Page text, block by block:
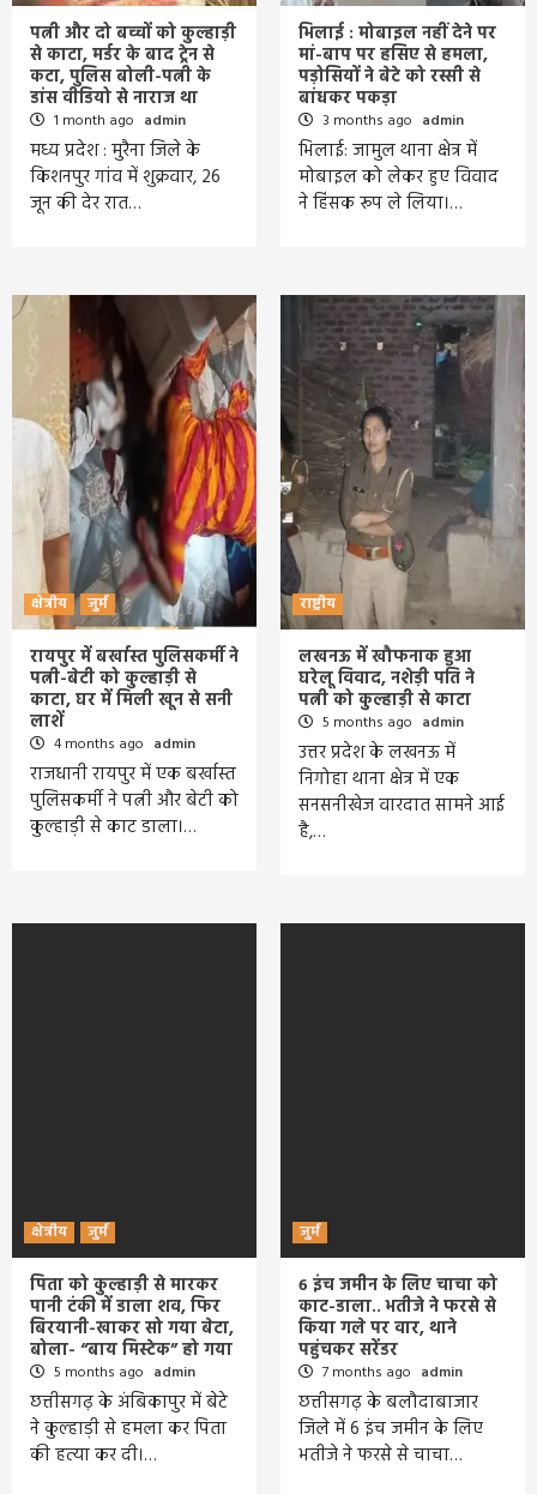
पत्नी और दो बच्चों को कुल्हाड़ी
से काटा, मर्डर के बाद ट्रेन से
कटा, पुलिस बोली-पत्नी के
डांस वीडियो से नाराज था
1 month ago admin
मध्य प्रदेश : मुरैना जिले के
किशनपुर गांव में शुक्रवार, 26
जून की देर रात…
भिलाई : मोबाइल नहीं देने पर
मां-बाप पर हसिए से हमला,
पड़ोसियों ने बेटे को रस्सी से
बांधकर पकड़ा
3 months ago admin
भिलाई: जामुल थाना क्षेत्र में
मोबाइल को लेकर हुए विवाद
ने हिंसक रूप ले लिया।…
क्षेत्रीय जुर्म
रायपुर में बर्खास्त पुलिसकर्मी ने
पत्नी-बेटी को कुल्हाड़ी से
काटा, घर में मिली खून से सनी
लाशें
4 months ago admin
राजधानी रायपुर में एक बर्खास्त
पुलिसकर्मी ने पत्नी और बेटी को
कुल्हाड़ी से काट डाला।…
राष्ट्रीय
लखनऊ में खौफनाक हुआ
घरेलू विवाद, नशेड़ी पति ने
पत्नी को कुल्हाड़ी से काटा
5 months ago admin
उत्तर प्रदेश के लखनऊ में
निगोहा थाना क्षेत्र में एक
सनसनीखेज वारदात सामने आई
है,…
क्षेत्रीय जुर्म
पिता को कुल्हाड़ी से मारकर
पानी टंकी में डाला शव, फिर
बिरयानी-खाकर सो गया बेटा,
बोला- “बाय मिस्टेक” हो गया
5 months ago admin
छत्तीसगढ़ के अंबिकापुर में बेटे
ने कुल्हाड़ी से हमला कर पिता
की हत्या कर दी।…
जुर्म
6 इंच जमीन के लिए चाचा को
काट-डाला.. भतीजे ने फरसे से
किया गले पर वार, थाने
पहुंचकर सरेंडर
7 months ago admin
छत्तीसगढ़ के बलौदाबाजार
जिले में 6 इंच जमीन के लिए
भतीजे ने फरसे से चाचा…